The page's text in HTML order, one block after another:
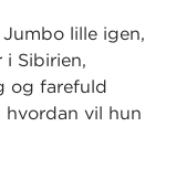
lille igen,
i Sibirien,
og farefuld
hvordan vil hun